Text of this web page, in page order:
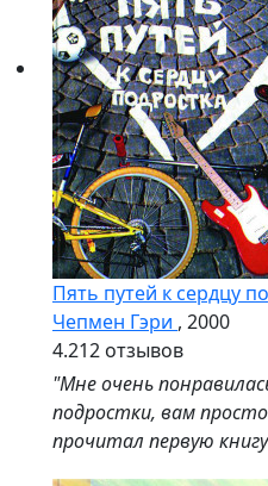
Пять путей к сердцу
Чепмен Гэри , 2000
4.212 отзывов
"Мне очень
подростки, вам
прочитал первую